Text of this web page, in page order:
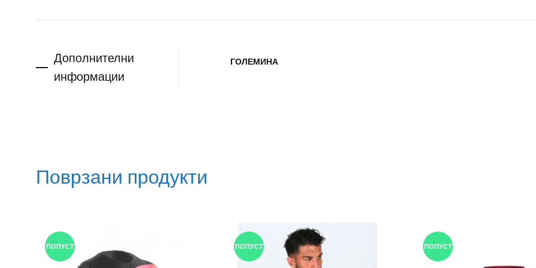
Дополнителни
информации
ГОЛЕМИНА
Поврзани продукти
ПОПУСТ ПОПУСТ ПОПУСТ